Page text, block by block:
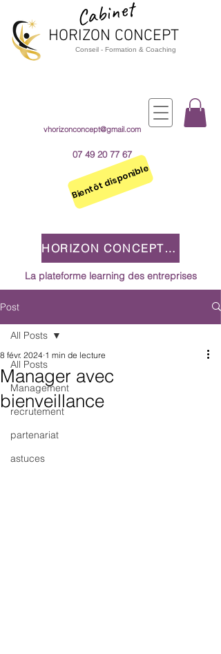
HORIZON CONCEPT
Conseil - Formation & Coaching
07 49 20 77 67
vhorizonconcept@gmail.com
Cabinet
HORIZON CONCEPT 2.0
La plateforme learning des entreprises
Bientôt disponible
Post
All Posts
Management
recrutement
partenariat
astuces
All Posts
Manager avec
bienveillance
8 févr. 2024 1 min de lecture